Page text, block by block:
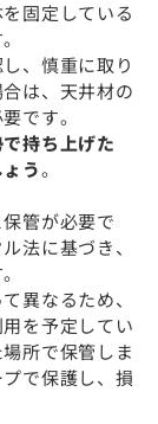
固定している
、慎重に取り
は、天井材の
です。
持ち上げた
う。
管が必要で
法に基づき、
異なるため、
を予定してい
所で保管しま
で保護し、損